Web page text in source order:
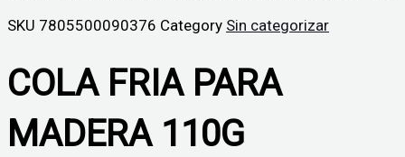
SKU 7805500090376 Category Sin categorizar
COLA FRIA PARA
MADERA 110G